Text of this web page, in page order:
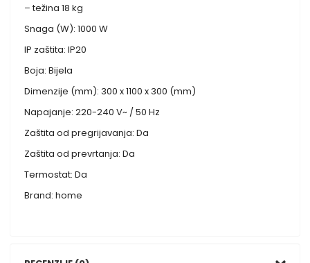
– težina 18 kg
Snaga (W): 1000 W
IP zaštita: IP20
Boja: Bijela
Dimenzije (mm): 300 x 1100 x 300 (mm)
Napajanje: 220-240 V~ / 50 Hz
Zaštita od pregrijavanja: Da
Zaštita od prevrtanja: Da
Termostat: Da
Brand: home